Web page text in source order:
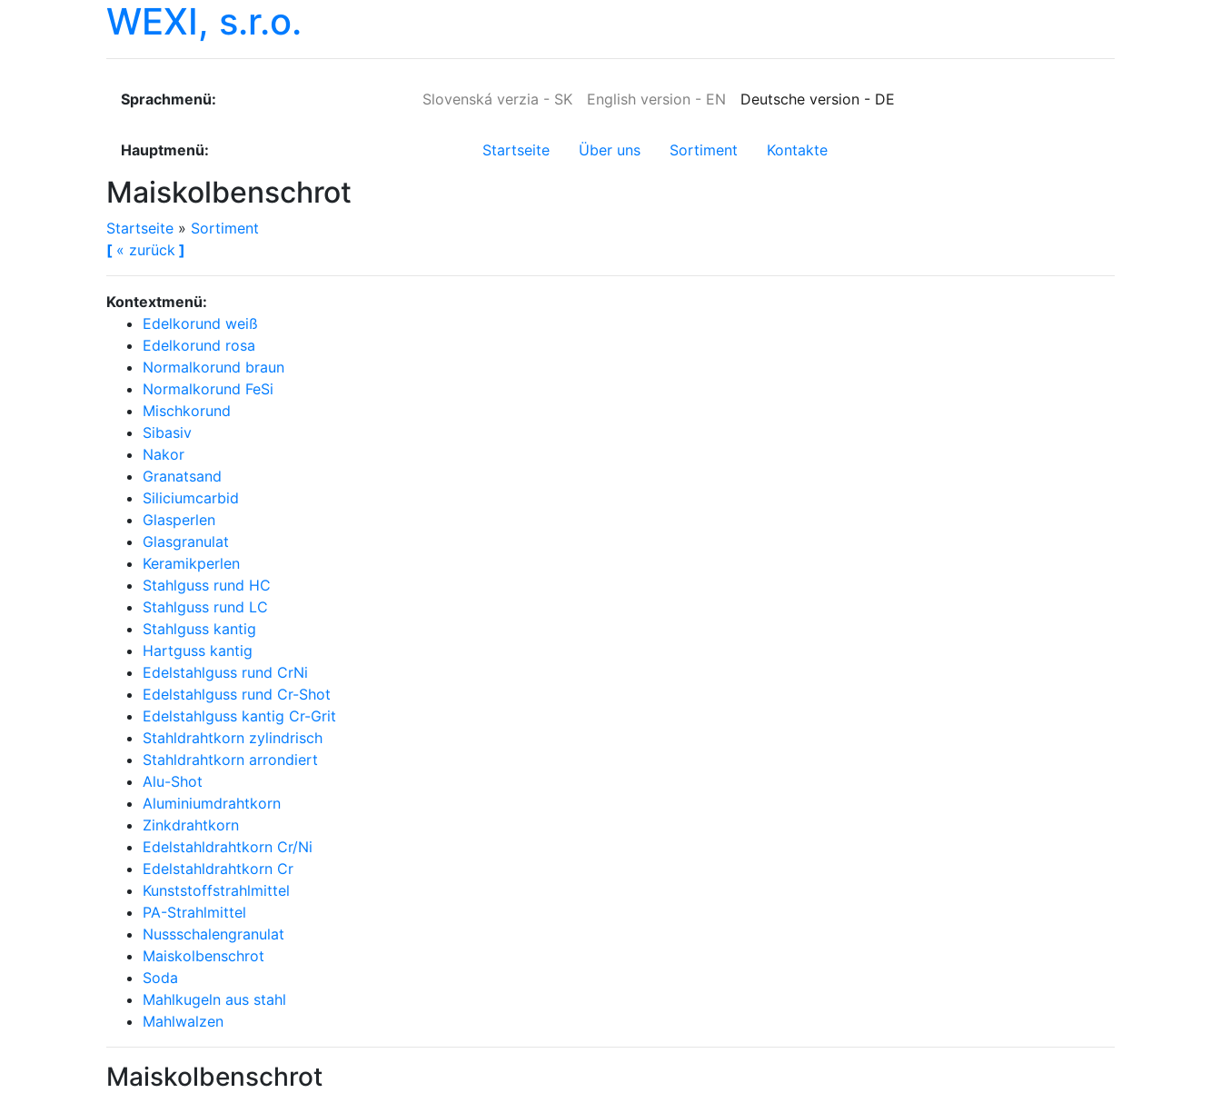
WEXI, s.r.o.
Sprachmenü: Slovenská verzia - SK English version - EN Deutsche version- DE
Hauptmenü: Startseite Über uns Sortiment Kontakte
Maiskolbenschrot
Startseite » Sortiment
[ « zurück ]
Kontextmenü:
Edelkorund weiß
Edelkorund rosa
Normalkorund braun
Normalkorund FeSi
Mischkorund
Sibasiv
Nakor
Granatsand
Siliciumcarbid
Glasperlen
Glasgranulat
Keramikperlen
Stahlguss rund HC
Stahlguss rund LC
Stahlguss kantig
Hartguss kantig
Edelstahlguss rund CrNi
Edelstahlguss rund Cr-Shot
Edelstahlguss kantig Cr-Grit
Stahldrahtkorn zylindrisch
Stahldrahtkorn arrondiert
Alu-Shot
Aluminiumdrahtkorn
Zinkdrahtkorn
Edelstahldrahtkorn Cr/Ni
Edelstahldrahtkorn Cr
Kunststoffstrahlmittel
PA-Strahlmittel
Nussschalengranulat
Maiskolbenschrot
Soda
Mahlkugeln aus stahl
Mahlwalzen
Maiskolbenschrot